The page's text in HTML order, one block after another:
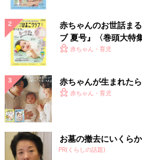
赤ちゃんのお世話ま
ブ 夏号』〈巻頭大特
く！ おっぱい・ミル
赤ちゃん・育児
赤ちゃんが生まれた
赤ちゃん・育児
お墓の撤去にいくら
PR(くらしの話題)